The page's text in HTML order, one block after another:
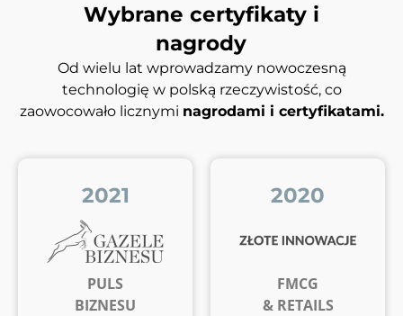
Wybrane certyfikaty i
nagrody
Od wielu lat wprowadzamy nowoczesną
technologię w polską rzeczywistość, co
zaowocowało licznymi nagrodami i certyfikatami.
2021
PULS
BIZNESU
2020
FMCG
& RETAILS